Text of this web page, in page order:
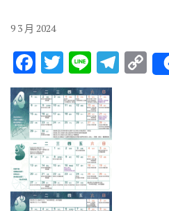
9 3 月 2024
F
ac
e
b
o
o
k
T
w
it
te
r
Li
n
e
T C
o